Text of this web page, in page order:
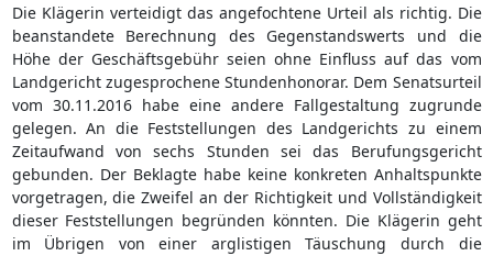
Die Klägerin verteidigt das angefochtene Urteil als richtig. Die
beanstandete Berechnung des Gegenstandswerts und die
Höhe der Geschäftsgebühr seien ohne Einfluss auf das vom
Landgericht zugesprochene Stundenhonorar. Dem Senatsurteil
vom 30.11.2016 habe eine andere Fallgestaltung zugrunde
gelegen. An die Feststellungen des Landgerichts zu einem
Zeitaufwand von sechs Stunden sei das Berufungsgericht
gebunden. Der Beklagte habe keine konkreten Anhaltspunkte
vorgetragen, die Zweifel an der Richtigkeit und Vollständigkeit
dieser Feststellungen begründen könnten. Die Klägerin geht
im Übrigen von einer arglistigen Täuschung durch die